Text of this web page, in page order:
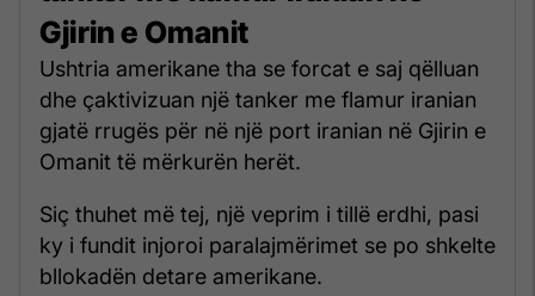
Gjirin e Omanit
Ushtria amerikane tha se forcat e saj qëlluan
dhe çaktivizuan një tanker me flamur iranian
gjatë rrugës për në një port iranian në Gjirin e
Omanit të mërkurën herët.
Siç thuhet më tej, një veprim i tillë erdhi, pasi
ky i fundit injoroi paralajmërimet se po shkelte
bllokadën detare amerikane.